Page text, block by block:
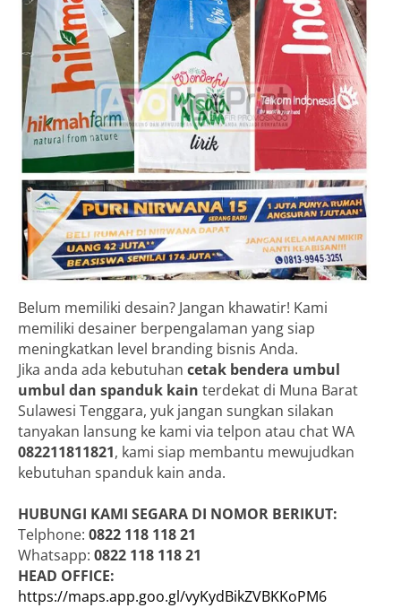
Belum memiliki desain? Jangan khawatir! Kami
memiliki desainer berpengalaman yang siap
meningkatkan level branding bisnis Anda.
Jika anda ada kebutuhan cetak bendera umbul
umbul dan spanduk kain terdekat di Muna Barat
Sulawesi Tenggara, yuk jangan sungkan silakan
tanyakan lansung ke kami via telpon atau chat WA
082211811821, kami siap membantu mewujudkan
kebutuhan spanduk kain anda.
HUBUNGI KAMI SEGARA DI NOMOR BERIKUT:
Telphone: 0822 118 118 21
Whatsapp: 0822 118 118 21
HEAD OFFICE:
https://maps.app.goo.gl/vyKydBikZVBKKoPM6